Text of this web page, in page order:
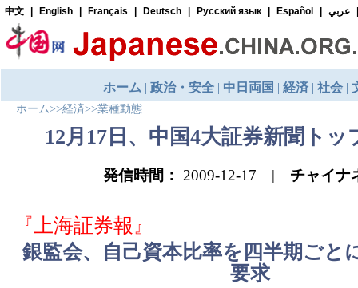
ホーム>>経済>>業種動態
12月17日、中国4大証券新聞トッ
発信時間： 2009-12-17 | チャイナ
『上海証券報』
銀監会、自己資本比率を四半期ごと
要求